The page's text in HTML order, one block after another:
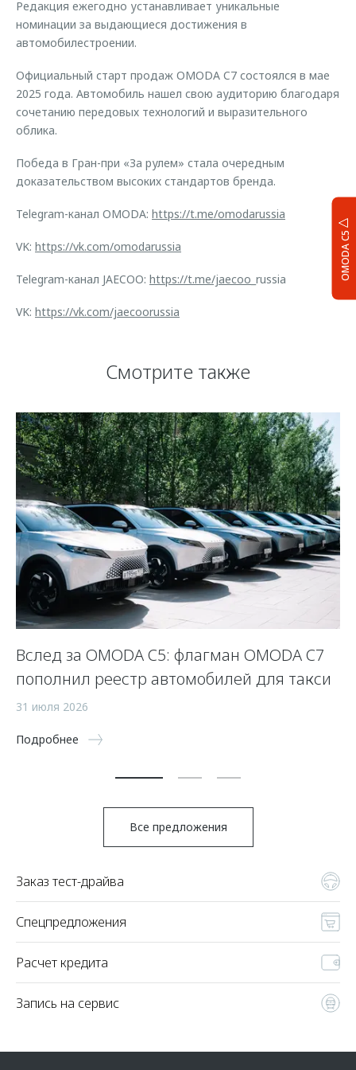
OMODA C5
Редакция ежегодно устанавливает уникальные
номинации за выдающиеся достижения в
автомобилестроении.
Официальный старт продаж OMODA C7 состоялся в мае
2025 года. Автомобиль нашел свою аудиторию благодаря
сочетанию передовых технологий и выразительного
облика.
Победа в Гран-при «За рулем» стала очередным
доказательством высоких стандартов бренда.
Telegram-канал OMODA: https://t.me/omodarussia
VK: https://vk.com/omodarussia
Telegram-канал JAECOO: https://t.me/jaecoo _russia
VK: https://vk.com/jaecoorussia
Смотрите также
Вслед за OMODA C5: флагман OMODA C7
пополнил реестр автомобилей для такси
31 июля 2026
Подробнее
Все предложения
Заказ тест-драйва
Спецпредложения
Расчет кредита
Запись на сервис